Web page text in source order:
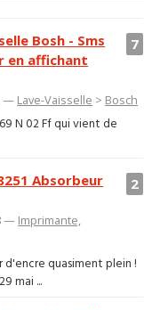
7
Bosh - Sms
en affichant
— Lave-Vaisselle > Bosch
N 02 Ff qui vient de
2
Absorbeur
— Imprimante,
d'encre quasiment plein !
mai ...